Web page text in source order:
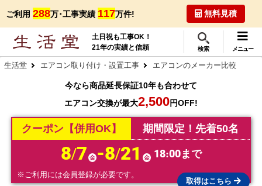
ご利用 288万･工事実績 117万件! 無料見積
土日祝も工事OK！
21年の実績と信頼
検索 メニュー
生活堂 エアコン取り付け・設置工事 エアコンのメーカー比較
今なら商品延長保証10年も合わせて
エアコン交換が最大2,500円OFF!
クーポン【併用OK】 期間限定！先着50名
8/7 金-8/21 金 18:00まで
取得はこちら
※ご利用には会員登録が必要です。